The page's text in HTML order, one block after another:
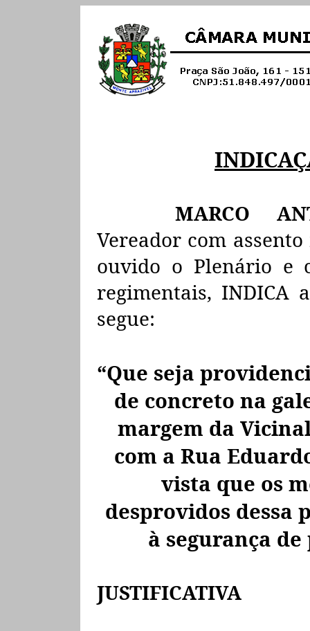
MARCO
Vereador com
ouvido o Plenário e
regimentais, INDICA
segue:
“Que seja
de concreto na
margem da
com a Rua
vista que os
desprovidos dessa
à segurança
JUSTIFICATIVA